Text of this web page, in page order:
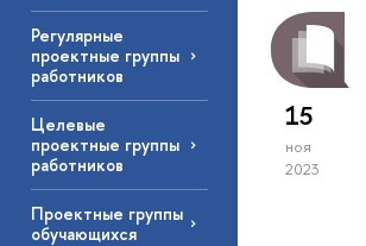
Регулярные
проектные группы
работников
Целевые
проектные группы
работников
Проектные группы
обучающихся
15
ноя
2023